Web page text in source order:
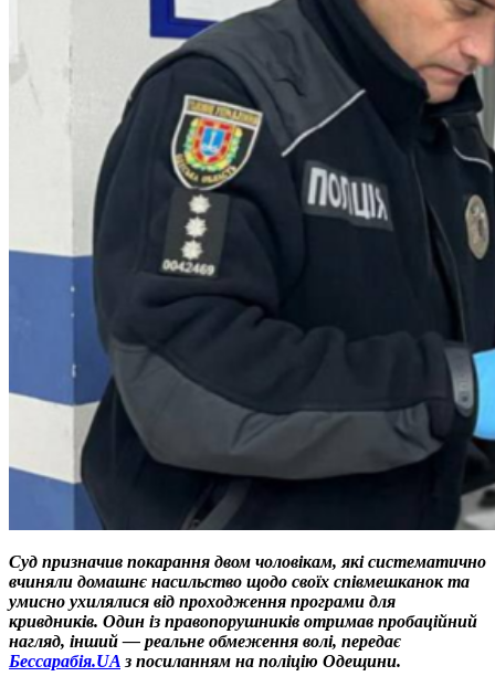
Суд призначив покарання двом чоловікам, які систематично
вчиняли домашнє насильство щодо своїх співмешканок та
умисно ухилялися від проходження програми для
кривдників. Один із правопорушників отримав пробаційний
нагляд, інший — реальне обмеження волі, передає
Бессарабія.UA з посиланням на поліцію Одещини.